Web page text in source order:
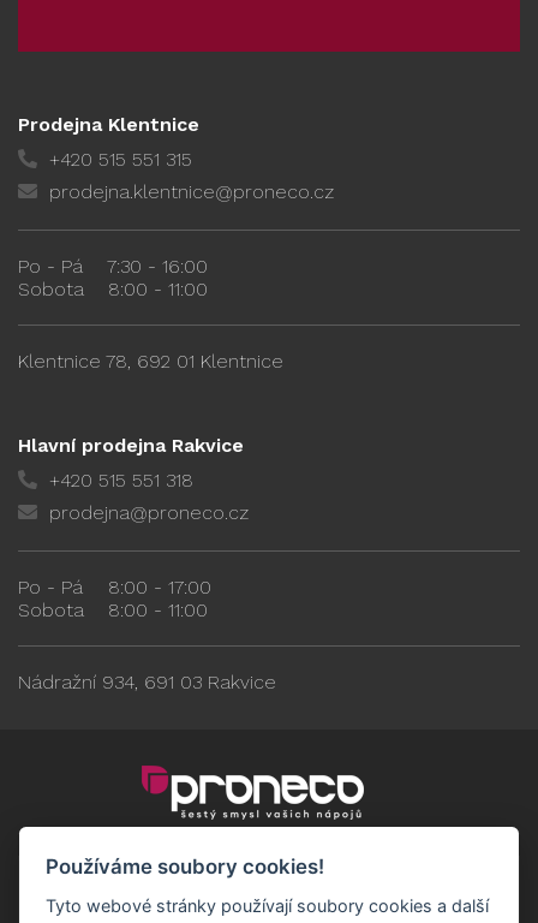
Prodejna Klentnice
+420 515 551 315
prodejna.klentnice@proneco.cz
Po - Pá
7:30 - 16:00
Sobota
8:00 - 11:00
Klentnice 78, 692 01 Klentnice
Hlavní prodejna Rakvice
+420 515 551 318
prodejna@proneco.cz
Po - Pá
8:00 - 17:00
Sobota
8:00 - 11:00
Nádražní 934, 691 03 Rakvice
Používáme soubory cookies!
Tyto webové stránky používají soubory cookies a další